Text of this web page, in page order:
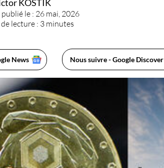
KOSTIK
le : 26 mai, 2026
de lecture : 3 minutes
News Nous suivre - Google Discover